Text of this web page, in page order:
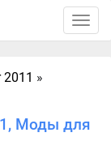
Toggle
»
Моды для